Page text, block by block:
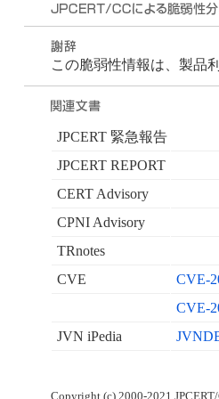
この脆弱性情報は、製品
JPCERT 緊急報告
JPCERT REPORT
CERT Advisory
CPNI Advisory
TRnotes
CVE
CVE-
CVE-
JVN iPedia